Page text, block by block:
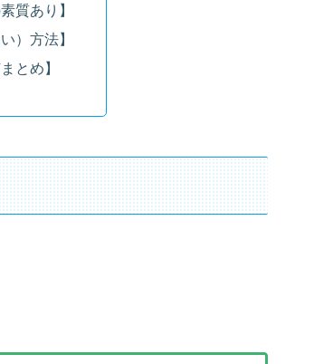
質あり】
）方法】
とめ】